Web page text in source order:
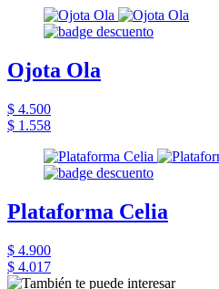
Ojota Ola
$ 4.500
$ 1.558
Plataforma Celia
$ 4.900
$ 4.017